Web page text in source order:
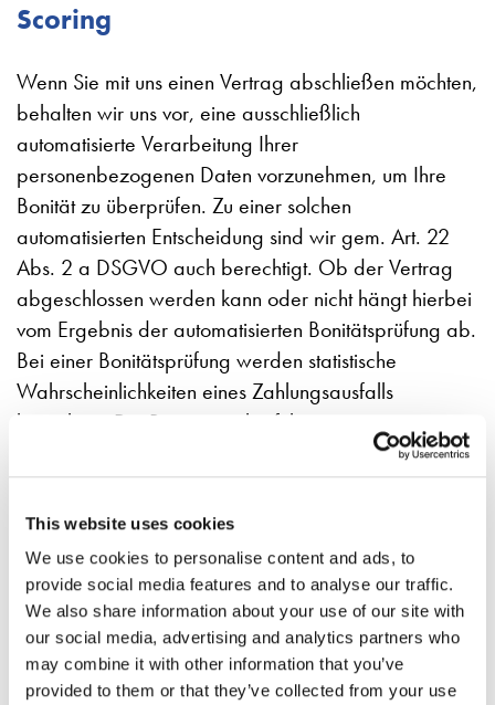
This website uses cookies
We use cookies to personalise content and ads, to
provide social media features and to analyse our traffic.
We also share information about your use of our site with
our social media, advertising and analytics partners who
may combine it with other information that you’ve
provided to them or that they’ve collected from your use
Scoring
Wenn Sie mit uns einen Vertrag abschließen möchten,
behalten wir uns vor, eine ausschließlich
automatisierte Verarbeitung Ihrer
personenbezogenen Daten vorzunehmen, um Ihre
Bonität zu überprüfen. Zu einer solchen
automatisierten Entscheidung sind wir gem. Art. 22
Abs. 2 a DSGVO auch berechtigt. Ob der Vertrag
abgeschlossen werden kann oder nicht hängt hierbei
vom Ergebnis der automatisierten Bonitätsprüfung ab.
Bei einer Bonitätsprüfung werden statistische
Wahrscheinlichkeiten eines Zahlungsausfalls
berechnet. Die Bonitätsauskunft kann
Wahrscheinlichkeitswerte (Score-Werte) beinhalten,
die auf Basis wissenschaftlich anerkannter
mathematisch-statistischer Verfahren berechnet
werden. Dabei wird mittels einer Vielzahl von
Merkmalen, wie beispielsweise Einkommen,
Anschriftendaten, Beruf, Familienstand und
bisherigem Zahlungsverhalten, auf das zukünftige
Zahlungsausfallrisiko des Kunden geschlossen. Das